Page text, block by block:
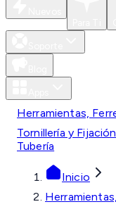
Herramientas,
Tornillería y Fijación
Tubería
Inicio